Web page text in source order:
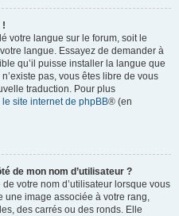
!
votre langue sur le forum, soit le
langue. Essayez de demander à
qu’il puisse installer la langue que
pas, vous êtes libre de vous
traduction. Pour plus
le site internet de phpBB® (en
de mon nom d’utilisateur ?
votre nom d’utilisateur lorsque vous
une image associée à votre rang,
des carrés ou des ronds. Elle